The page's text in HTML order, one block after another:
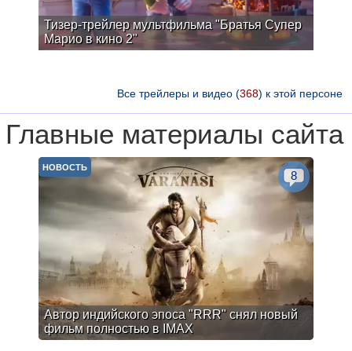
Тизер-трейлер мультфильма "Братья Супер
Марио в кино 2"
Все трейлеры и видео (368) к этой персоне
Главные материалы сайта
Автор индийского эпоса "RRR" снял новый
фильм полностью в IMAX
НОВОСТЬ
8